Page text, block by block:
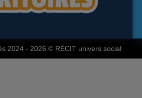
2024 - 2026 © RÉCIT univers social